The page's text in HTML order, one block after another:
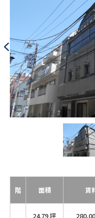
階 面積 賃
24.79 坪